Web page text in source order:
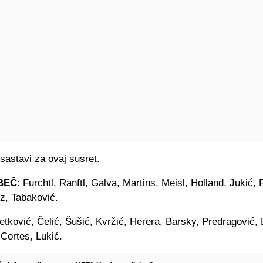
za ovaj susret.
: Furchtl, Ranftl, Galva, Martins, Meisl, Holland, Jukić,
Tabaković.
Čelić, Šušić, Kvržić, Herera, Barsky, Predragović,
Lukić.